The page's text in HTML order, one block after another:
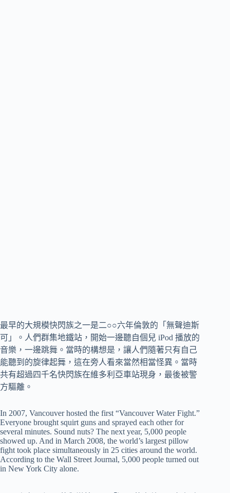
最早的大規模快閃族之一是二○○六年倫敦的「無聲迪斯
可」。人們群集地鐵站，開始一邊聽自個兒 iPod 播放的
音樂，一邊跳舞。當時的構想是，讓人們隨著只有自己
能聽到的旋律起舞，這在旁人看來當然相當怪異。當時
共有超過四千名快閃族在維多利亞車站現身，最後被警
方驅離。
In 2007, Vancouver hosted the first “Vancouver Water Fight.”
Everyone brought squirt guns and sprayed each other for
several minutes. Sound nuts? The next year, 5,000 people
showed up. And in March 2008, the world’s largest pillow
fight took place simultaneously in 25 cities around the world.
According to the Wall Street Journal, 5,000 people turned out
in New York City alone.